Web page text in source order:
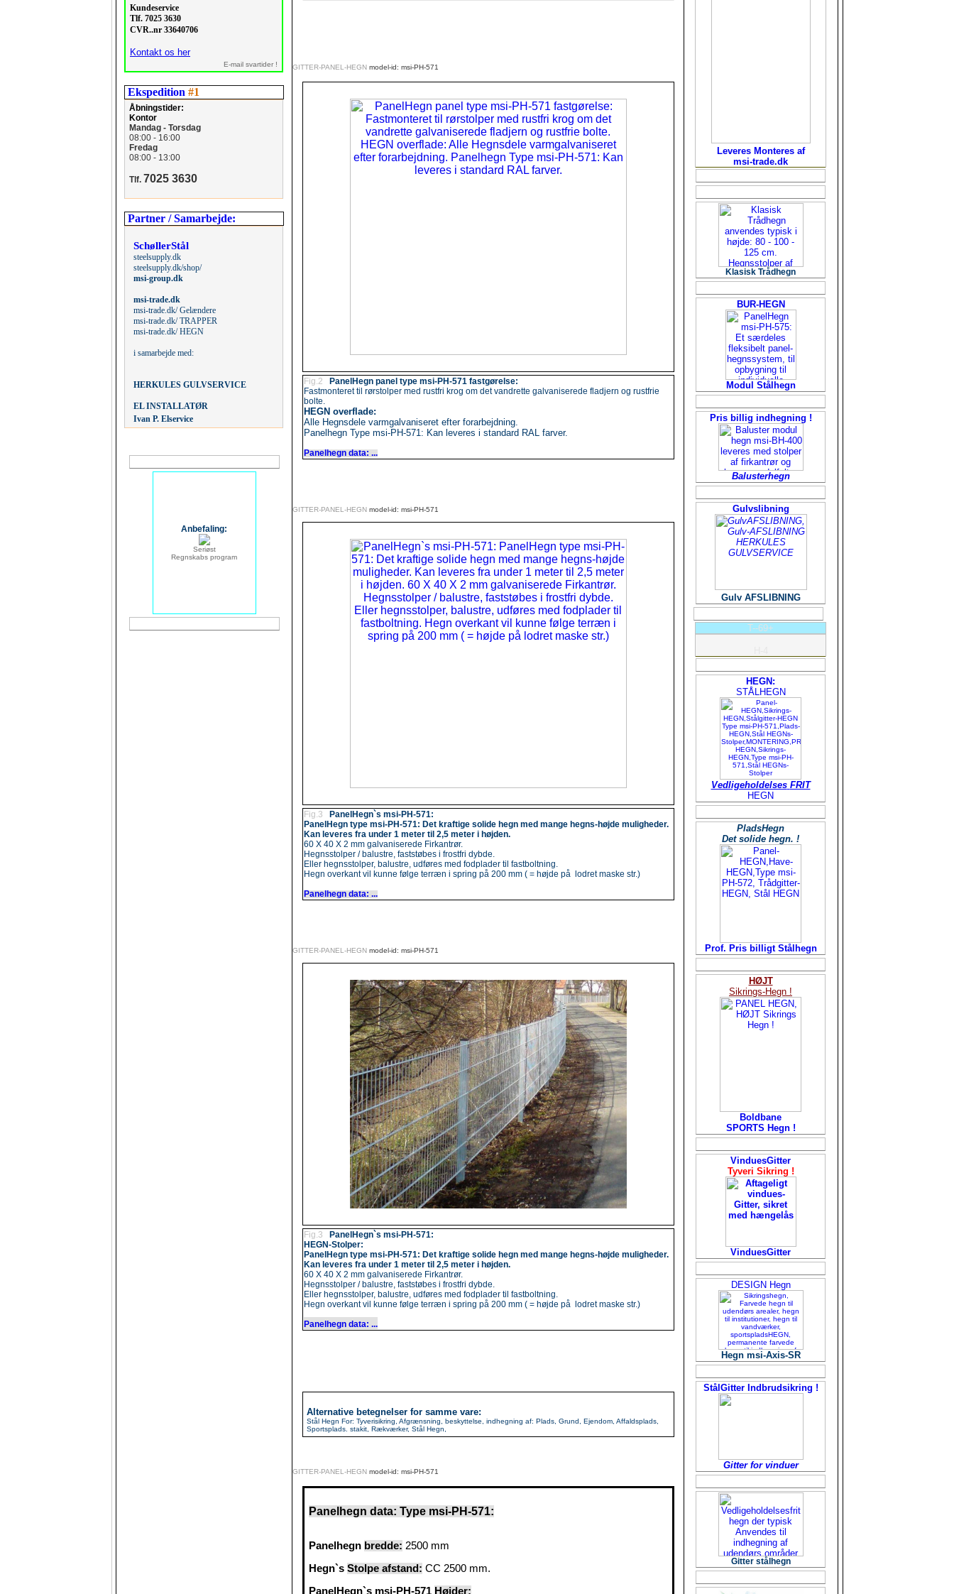
Kundeservice
Tlf. 7025 3630
CVR..nr 33640706
Kontakt os her
E-mail svartider !
Ekspedition #1
Åbningstider:
Kontor
Mandag - Torsdag
08:00 - 16:00
Fredag
08:00 - 13:00
Tlf. 7025 3630
Partner / Samarbejde:
SchøllerStål
steelsupply.dk
steelsupply.dk/shop/
msi-group.dk
msi-trade.dk
msi-trade.dk/ Gelændere
msi-trade.dk/ TRAPPER
msi-trade.dk/ HEGN
i samarbejde med:
HERKULES GULVSERVICE
EL INSTALLATØR
Ivan P. Elservice
Anbefaling:
Seriøst
Regnskabs program
GITTER-PANEL-HEGN model-id: msi-PH-571
Fig.2
PanelHegn panel type msi-PH-571 fastgørelse:
Fastmonteret til rørstolper med rustfri krog om det vandrette galvaniserede fladjern og rustfrie
bolte.
HEGN overflade:
Alle Hegnsdele varmgalvaniseret efter forarbejdning.
Panelhegn Type msi-PH-571: Kan leveres i standard RAL farver.
Panelhegn data: ...
GITTER-PANEL-HEGN model-id: msi-PH-571
Fig.3
PanelHegn`s msi-PH-571:
PanelHegn type msi-PH-571: Det kraftige solide hegn med mange hegns-højde muligheder.
Kan leveres fra under 1 meter til 2,5 meter i højden.
60 X 40 X 2 mm galvaniserede Firkantrør.
Hegnsstolper / balustre, faststøbes i frostfri dybde.
Eller hegnsstolper, balustre, udføres med fodplader til fastboltning.
Hegn overkant vil kunne følge terræn i spring på 200 mm ( = højde på lodret maske str.)
Panelhegn data: ...
GITTER-PANEL-HEGN model-id: msi-PH-571
Fig.3
PanelHegn`s msi-PH-571:
HEGN-Stolper:
PanelHegn type msi-PH-571: Det kraftige solide hegn med mange hegns-højde muligheder.
Kan leveres fra under 1 meter til 2,5 meter i højden.
60 X 40 X 2 mm galvaniserede Firkantrør.
Hegnsstolper / balustre, faststøbes i frostfri dybde.
Eller hegnsstolper, balustre, udføres med fodplader til fastboltning.
Hegn overkant vil kunne følge terræn i spring på 200 mm ( = højde på lodret maske str.)
Panelhegn data: ...
Alternative betegnelser for samme vare:
Stål Hegn For: Tyverisikring, Afgrænsning, beskyttelse, indhegning af: Plads, Grund, Ejendom, Affaldsplads,
Sportsplads. stakit, Rækværker, Stål Hegn,
GITTER-PANEL-HEGN model-id: msi-PH-571
Panelhegn data: Type msi-PH-571:
Panelhegn bredde: 2500 mm
Hegn`s Stolpe afstand: CC 2500 mm.
PanelHegn`s msi-PH-571 Højder:
Leveres Monteres af
msi-trade.dk
Klasisk Trådhegn
BUR-HEGN
Modul Stålhegn
Pris billig indhegning !
Balusterhegn
Gulvslibning
Gulv AFSLIBNING
T--69+
HEGN:
STÅLHEGN
Vedligeholdelses FRIT
HEGN
PladsHegn
Det solide hegn. !
Prof. Pris billigt Stålhegn
HØJT
Sikrings-Hegn !
Boldbane
SPORTS Hegn !
VinduesGitter
Tyveri Sikring !
VinduesGitter
DESIGN Hegn
Hegn msi-Axis-SR
StålGitter Indbrudsikring !
Gitter for vinduer
Gitter stålhegn